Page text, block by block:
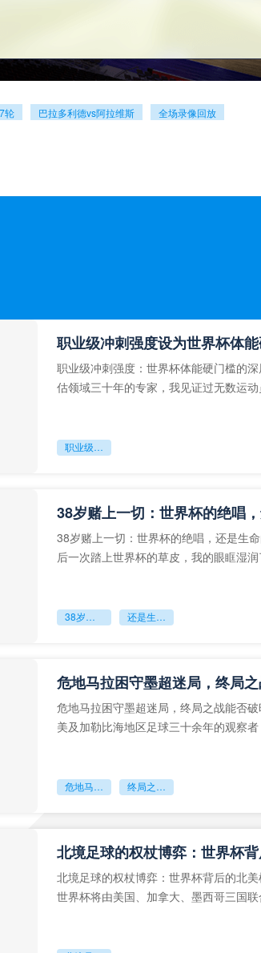
轮 巴拉多利德vs阿拉维斯 全场录像回放
职业级冲刺强度设为世界杯体
职业级冲刺强度：世界杯体能硬门槛的
估领域三十年的专家，我见证过无数运
职业级冲刺强度设为世界杯体能硬门槛
38岁赌上一切：世界杯的绝唱
38岁赌上一切：世界杯的绝唱，还是生
后一次踏上世界杯的草皮，我的眼眶湿
38岁赌上一切：世界杯的绝唱 还是生命的最后冲刺？
危地马拉困守墨超迷局，终局
危地马拉困守墨超迷局，终局之战能否
美及加勒比海地区足球三十余年的观察
危地马拉困守墨超迷局 终局之战能否破晓重生？
北境足球的权杖博弈：世界杯
北境足球的权杖博弈：世界杯背后的北
世界杯将由美国、加拿大、墨西哥三国